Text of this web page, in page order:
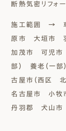
断熱気密リフォ
施工範囲 →
原市 大垣市
加茂市 可児市
部） 養老（一
古屋市（西区
名古屋市 小
丹羽郡 犬山